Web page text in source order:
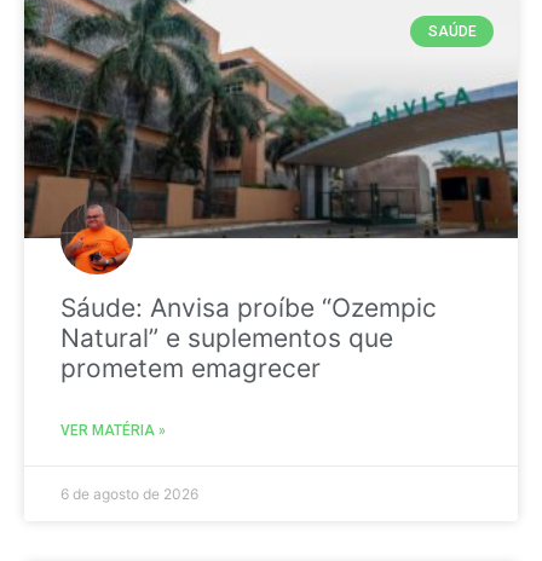
SAÚDE
Sáude: Anvisa proíbe “Ozempic
Natural” e suplementos que
prometem emagrecer
VER MATÉRIA »
6 de agosto de 2026